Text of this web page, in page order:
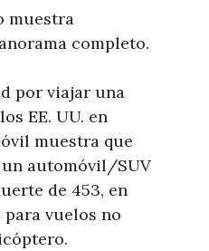
muestra
completo.
por viajar una
EE. UU. en
muestra que
automóvil/SUV
de 453, en
vuelos no